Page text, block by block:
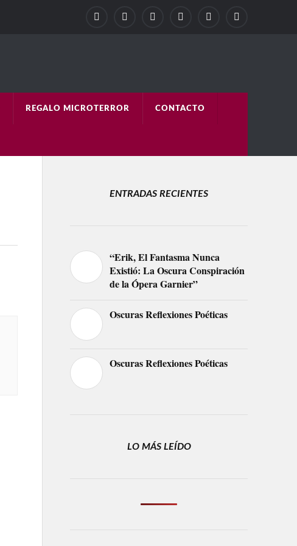
REGALO MICROTERROR CONTACTO
ENTRADAS RECIENTES
“Erik, El Fantasma Nunca
Existió: La Oscura Conspiración
de la Ópera Garnier”
Oscuras Reflexiones Poéticas
Oscuras Reflexiones Poéticas
LO MÁS LEÍDO